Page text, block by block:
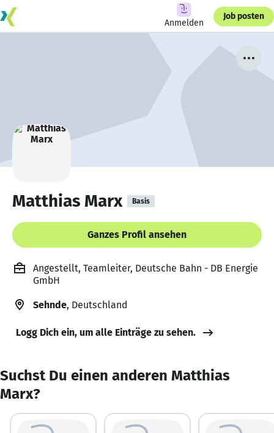
Anmelden
Job posten
Matthias Marx Basis
Ganzes Profil ansehen
Angestellt, Teamleiter, Deutsche Bahn - DB Energie
GmbH
Sehnde, Deutschland
Logg Dich ein, um alle Einträge zu sehen.
Suchst Du einen anderen Matthias
Marx?